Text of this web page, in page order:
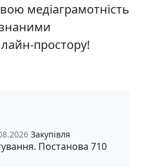
медіаграмотність
простору!
Закупівля
Постанова 710